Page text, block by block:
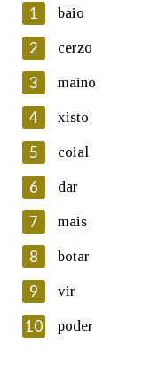
En cumprimento da
Protección de Datos
Galega informa a
electrónico, así como
persoal, que estes
automatizado de
ficheiros informáticos.
seu dereito de
seus datos
Lin e acepto
Introduce o código
1 baio
2 cerzo
3 maino
4 xisto
5 coial
6 dar
7 mais
8 botar
9 vir
10 poder